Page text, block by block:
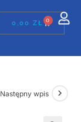
0,00ZŁ 0
Następny wpis